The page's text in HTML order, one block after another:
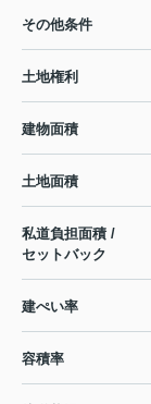
その他条件
土地権利
建物面積
土地面積
私道負担面積 /
セットバック
建ぺい率
容積率